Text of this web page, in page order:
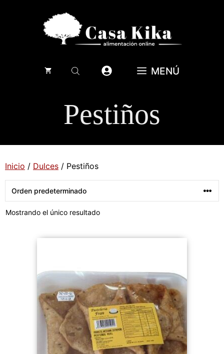
MENÚ
Pestiños
Inicio / Dulces / Pestiños
Mostrando el único resultado